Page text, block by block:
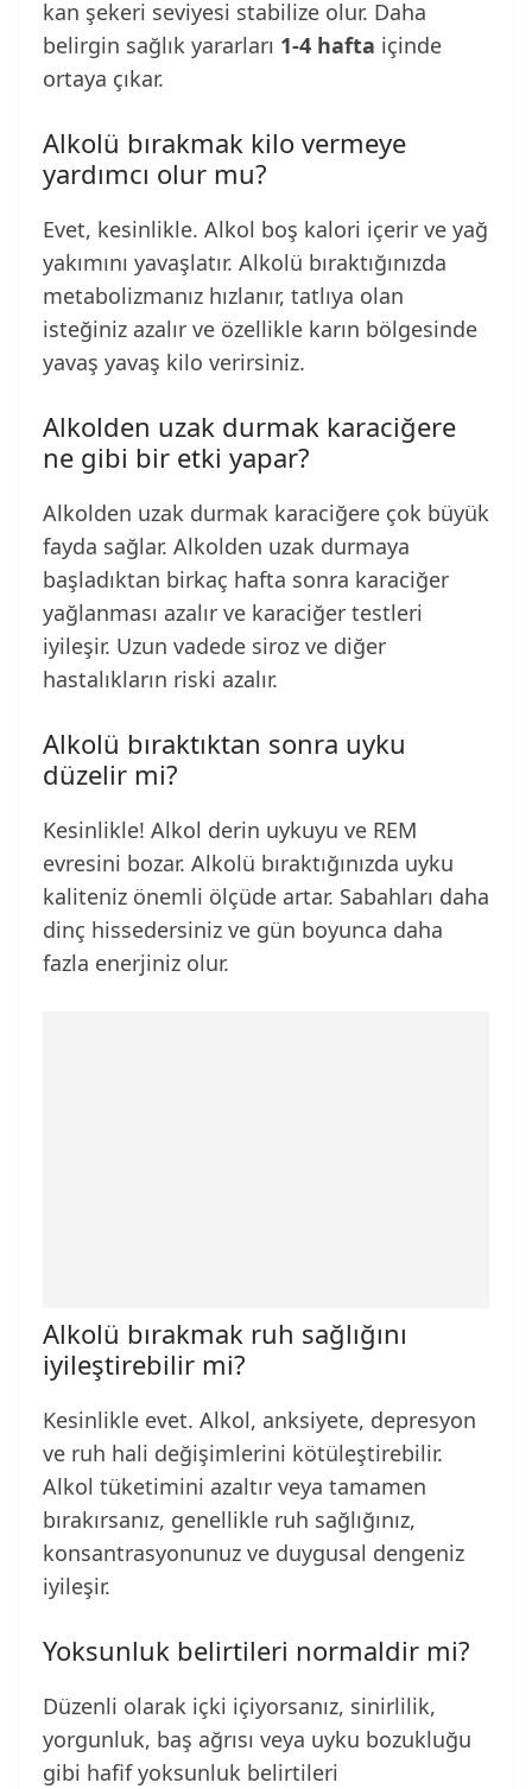
kan şekeri seviyesi stabilize olur. Daha
belirgin sağlık yararları 1-4 hafta içinde
ortaya çıkar.
Alkolü bırakmak kilo vermeye
yardımcı olur mu?
Evet, kesinlikle. Alkol boş kalori içerir ve yağ
yakımını yavaşlatır. Alkolü bıraktığınızda
metabolizmanız hızlanır, tatlıya olan
isteğiniz azalır ve özellikle karın bölgesinde
yavaş yavaş kilo verirsiniz.
Alkolden uzak durmak karaciğere
ne gibi bir etki yapar?
Alkolden uzak durmak karaciğere çok büyük
fayda sağlar. Alkolden uzak durmaya
başladıktan birkaç hafta sonra karaciğer
yağlanması azalır ve karaciğer testleri
iyileşir. Uzun vadede siroz ve diğer
hastalıkların riski azalır.
Alkolü bıraktıktan sonra uyku
düzelir mi?
Kesinlikle! Alkol derin uykuyu ve REM
evresini bozar. Alkolü bıraktığınızda uyku
kaliteniz önemli ölçüde artar. Sabahları daha
dinç hissedersiniz ve gün boyunca daha
fazla enerjiniz olur.
Alkolü bırakmak ruh sağlığını
iyileştirebilir mi?
Kesinlikle evet. Alkol, anksiyete, depresyon
ve ruh hali değişimlerini kötüleştirebilir.
Alkol tüketimini azaltır veya tamamen
bırakırsanız, genellikle ruh sağlığınız,
konsantrasyonunuz ve duygusal dengeniz
iyileşir.
Yoksunluk belirtileri normaldir mi?
Düzenli olarak içki içiyorsanız, sinirlilik,
yorgunluk, baş ağrısı veya uyku bozukluğu
gibi hafif yoksunluk belirtileri